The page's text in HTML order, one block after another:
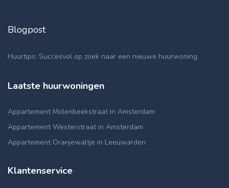
Blogpost
Huurtips: Succesvol op zoek naar een nieuwe huurwoning
Laatste huurwoningen
Appartement Molenbeekstraat in Amsterdam
Appartement Westerstraat in Amsterdam
Appartement Oranjewaltje in Leeuwarden
Klantenservice